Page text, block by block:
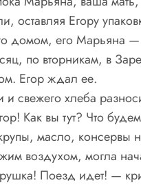
оставляя Егору
домом, его Марьяна
по вторникам, в
Егор ждал ее.
и свежего хлеба
Как вы тут? Что
масло,
воздухом, могла
Поезд идет! —